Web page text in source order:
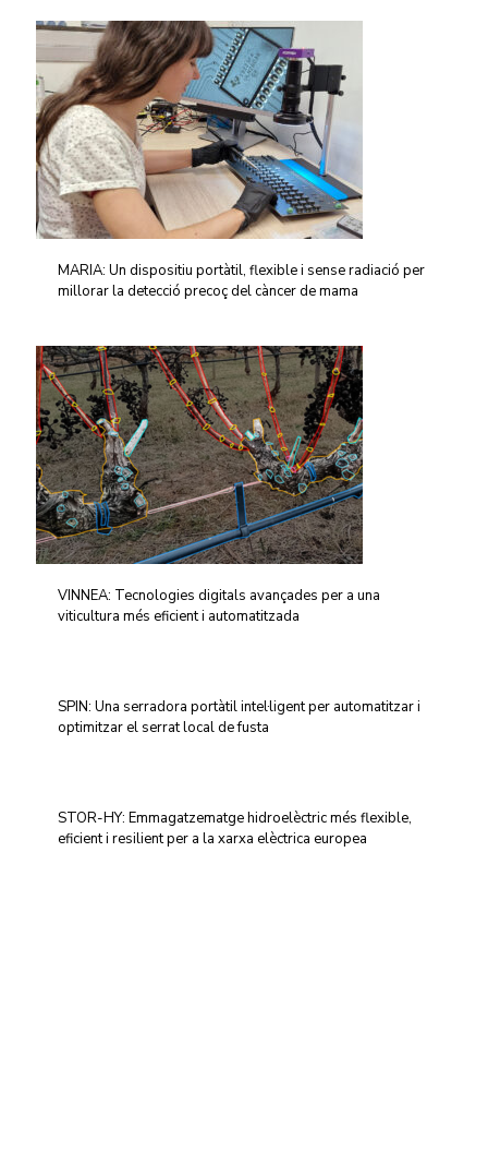
MARIA: Un dispositiu portàtil, flexible i sense radiació per
millorar la detecció precoç del càncer de mama
VINNEA: Tecnologies digitals avançades per a una
viticultura més eficient i automatitzada
SPIN: Una serradora portàtil intel·ligent per automatitzar i
optimitzar el serrat local de fusta
STOR-HY: Emmagatzematge hidroelèctric més flexible,
eficient i resilient per a la xarxa elèctrica europea